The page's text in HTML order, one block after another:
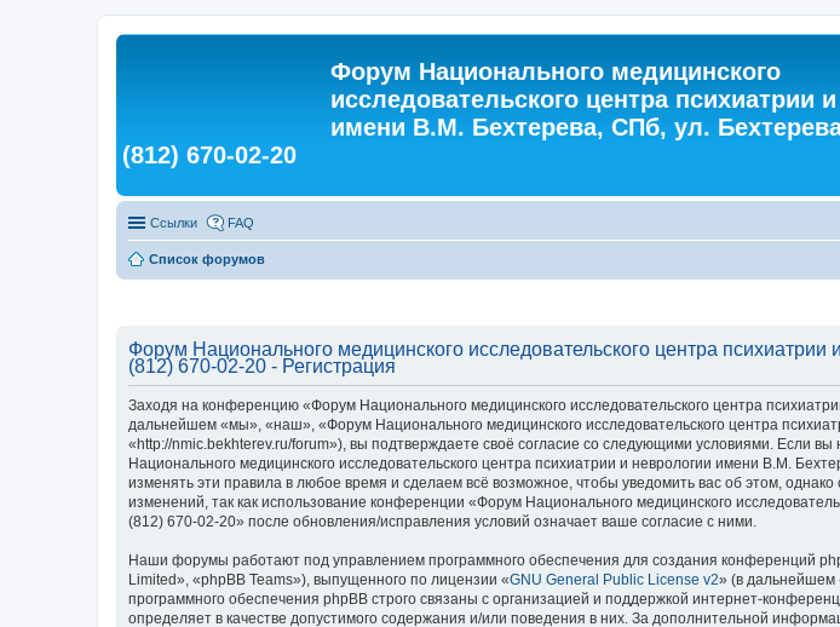
Форум Национального медицинского
исследовательского центра психиатрии
имени В.М. Бехтерева, СПб, ул.
(812) 670-02-20
Ссылки FAQ
Список форумов
Форум Национального медицинского исследовательского центра
(812) 670-02-20 - Регистрация
Заходя на конференцию «Форум Национального медицинского исследовательского центра
дальнейшем «мы», «наш», «Форум Национального медицинского исследовательского центра
«http://nmic.bekhterev.ru/forum»), вы подтверждаете своё согласие со следующими условиями. Если
Национального медицинского исследовательского центра психиатрии и неврологии имени В.М.
изменять эти правила в любое время и сделаем всё возможное, чтобы уведомить вас об этом,
изменений, так как использование конференции «Форум Национального медицинского
(812) 670-02-20» после обновления/исправления условий означает ваше согласие с ними.
Наши форумы работают под управлением программного обеспечения для создания конференций
Limited», «phpBB Teams»), выпущенного по лицензии «GNU General Public License v2» (в дальнейшем
программного обеспечения phpBB строго связаны с организацией и поддержкой интернет-
определяет в качестве допустимого содержания и/или поведения в них. За дополнительной